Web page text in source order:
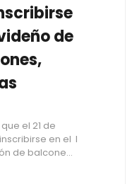
de
el 21 de
en el I
de balcone...